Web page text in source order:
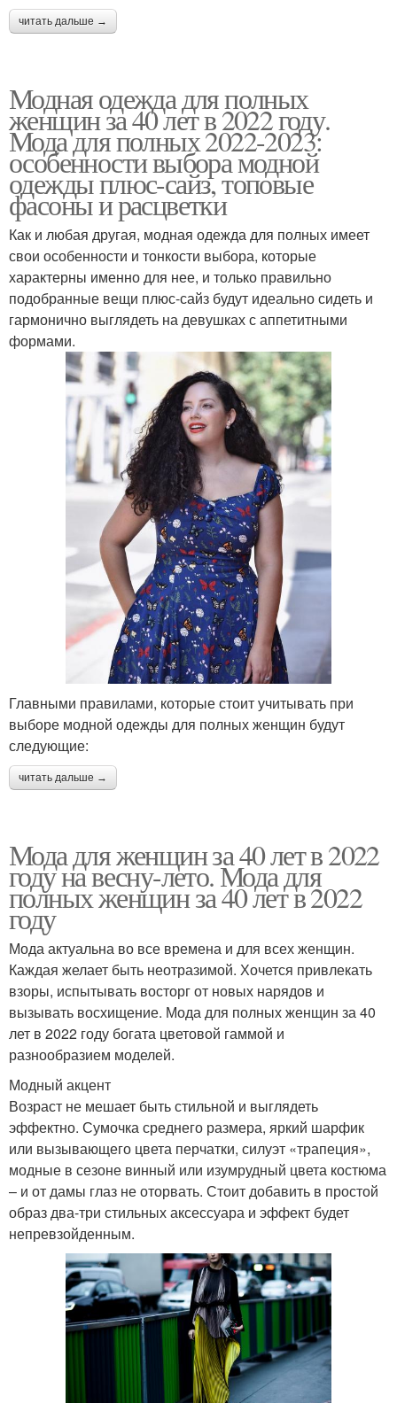
читать дальше →
Модная одежда для полных
женщин за 40 лет в 2022 году.
Мода для полных 2022-2023:
особенности выбора модной
одежды плюс-сайз, топовые
фасоны и расцветки
Как и любая другая, модная одежда для полных имеет
свои особенности и тонкости выбора, которые
характерны именно для нее, и только правильно
подобранные вещи плюс-сайз будут идеально сидеть и
гармонично выглядеть на девушках с аппетитными
формами.
Главными правилами, которые стоит учитывать при
выборе модной одежды для полных женщин будут
следующие:
читать дальше →
Мода для женщин за 40 лет в 2022
году на весну-лето. Мода для
полных женщин за 40 лет в 2022
году
Мода актуальна во все времена и для всех женщин.
Каждая желает быть неотразимой. Хочется привлекать
взоры, испытывать восторг от новых нарядов и
вызывать восхищение. Мода для полных женщин за 40
лет в 2022 году богата цветовой гаммой и
разнообразием моделей.
Модный акцент
Возраст не мешает быть стильной и выглядеть
эффектно. Сумочка среднего размера, яркий шарфик
или вызывающего цвета перчатки, силуэт «трапеция»,
модные в сезоне винный или изумрудный цвета костюма
– и от дамы глаз не оторвать. Стоит добавить в простой
образ два-три стильных аксессуара и эффект будет
непревзойденным.